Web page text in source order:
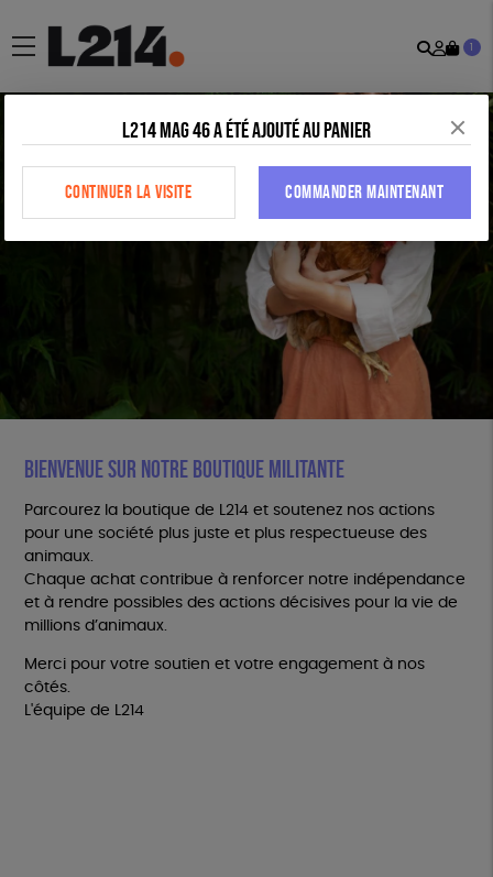
menu
Mon
1
Bienvenue sur notre boutique militante
Parcourez la boutique de L214 et soutenez nos actions
pour une société plus juste et plus respectueuse des
animaux.
Chaque achat contribue à renforcer notre indépendance
et à rendre possibles des actions décisives pour la vie de
millions d’animaux.
Merci pour votre soutien et votre engagement à nos
côtés.
L'équipe de L214
L214 Mag 46 a été ajouté au panier
CONTINUER LA VISITE COMMANDER MAINTENANT